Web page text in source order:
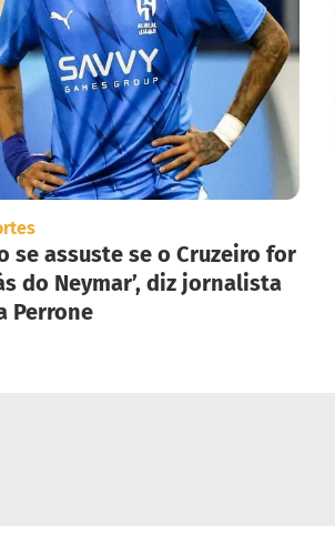
se assuste se o Cruzeiro for
do Neymar’, diz jornalista
Perrone